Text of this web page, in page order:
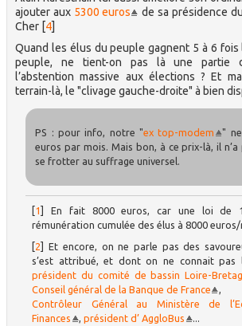
ajouter aux 5300 euros
de sa présidence
Cher [4]
Quand les élus du peuple gagnent 5 à 6 fois
peuple, ne tient-on pas là une partie
l’abstention massive aux élections ? Et
terrain-là, le "clivage gauche-droite" à bien
PS : pour info, notre "ex top-modem "
euros par mois. Mais bon, à ce prix-là, il
se frotter au suffrage universel.
1 ]En fait 8000 euros, car une loi de
rémunération cumulée des élus à 8000
2 ]Et encore, on ne parle pas des
s’est attribué, et dont on ne connait pas
président du comité de bassin Loire-
Conseil général de la Banque de France
,
Contrôleur Général au Ministère de
Finances
,président d’ AggloBus
...